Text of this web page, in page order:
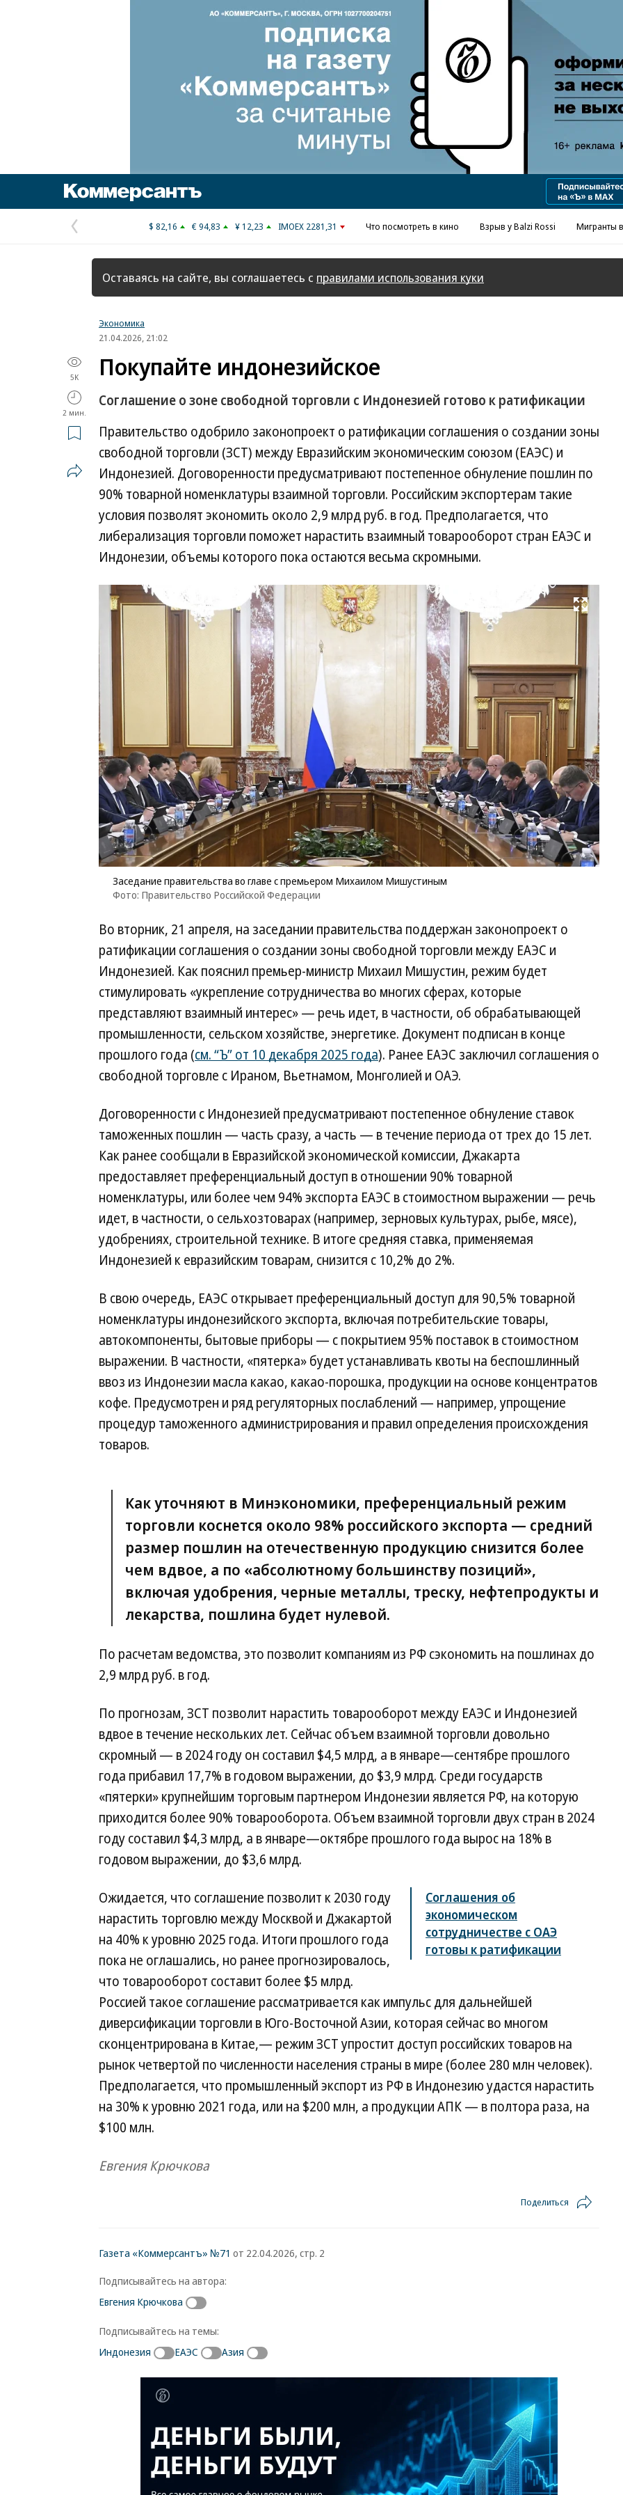
Реклама в «Ъ» www.kommersant.ru/ad
Предыдущая
страница
$ 82,16 € 94,83 ¥ 12,23 IMOEX 2281,31 Что посмотреть в кино Взрыв у Balzi Rossi Мигранты
Оставаясь на сайте, вы соглашаетесь с правилами использования куки
Экономика
21.04.2026, 21:02
5K
2 мин.
Покупайте индонезийское
Соглашение о зоне свободной торговли с Индонезией готово к ратификации
Правительство одобрило законопроект о ратификации соглашения о создании зоны
свободной торговли (ЗСТ) между Евразийским экономическим союзом (ЕАЭС) и
Индонезией. Договоренности предусматривают постепенное обнуление пошлин по
90% товарной номенклатуры взаимной торговли. Российским экспортерам такие
условия позволят экономить около 2,9 млрд руб. в год. Предполагается, что
либерализация торговли поможет нарастить взаимный товарооборот стран ЕАЭС и
Индонезии, объемы которого пока остаются весьма скромными.
Развернуть на весь экран
Заседание правительства во главе с премьером Михаилом Мишустиным
Фото: Правительство Российской Федерации
Во вторник, 21 апреля, на заседании правительства поддержан законопроект о
ратификации соглашения о создании зоны свободной торговли между ЕАЭС и
Индонезией. Как пояснил премьер-министр Михаил Мишустин, режим будет
стимулировать «укрепление сотрудничества во многих сферах, которые
представляют взаимный интерес» — речь идет, в частности, об обрабатывающей
промышленности, сельском хозяйстве, энергетике. Документ подписан в конце
прошлого года (см. “Ъ” от 10 декабря 2025 года). Ранее ЕАЭС заключил соглашения о
свободной торговле с Ираном, Вьетнамом, Монголией и ОАЭ.
Договоренности с Индонезией предусматривают постепенное обнуление ставок
таможенных пошлин — часть сразу, а часть — в течение периода от трех до 15 лет.
Как ранее сообщали в Евразийской экономической комиссии, Джакарта
предоставляет преференциальный доступ в отношении 90% товарной
номенклатуры, или более чем 94% экспорта ЕАЭС в стоимостном выражении — речь
идет, в частности, о сельхозтоварах (например, зерновых культурах, рыбе, мясе),
удобрениях, строительной технике. В итоге средняя ставка, применяемая
Индонезией к евразийским товарам, снизится с 10,2% до 2%.
В свою очередь, ЕАЭС открывает преференциальный доступ для 90,5% товарной
номенклатуры индонезийского экспорта, включая потребительские товары,
автокомпоненты, бытовые приборы — с покрытием 95% поставок в стоимостном
выражении. В частности, «пятерка» будет устанавливать квоты на беспошлинный
ввоз из Индонезии масла какао, какао-порошка, продукции на основе концентратов
кофе. Предусмотрен и ряд регуляторных послаблений — например, упрощение
процедур таможенного администрирования и правил определения происхождения
товаров.
Как уточняют в Минэкономики, преференциальный режим
торговли коснется около 98% российского экспорта — средний
размер пошлин на отечественную продукцию снизится более
чем вдвое, а по «абсолютному большинству позиций»,
включая удобрения, черные металлы, треску, нефтепродукты и
лекарства, пошлина будет нулевой.
По расчетам ведомства, это позволит компаниям из РФ сэкономить на пошлинах до
2,9 млрд руб. в год.
По прогнозам, ЗСТ позволит нарастить товарооборот между ЕАЭС и Индонезией
вдвое в течение нескольких лет. Сейчас объем взаимной торговли довольно
скромный — в 2024 году он составил $4,5 млрд, а в январе—сентябре прошлого
года прибавил 17,7% в годовом выражении, до $3,9 млрд. Среди государств
«пятерки» крупнейшим торговым партнером Индонезии является РФ, на которую
приходится более 90% товарооборота. Объем взаимной торговли двух стран в 2024
году составил $4,3 млрд, а в январе—октябре прошлого года вырос на 18% в
годовом выражении, до $3,6 млрд.
Соглашения об
экономическом
сотрудничестве с ОАЭ
готовы к ратификации
Ожидается, что соглашение позволит к 2030 году
нарастить торговлю между Москвой и Джакартой
на 40% к уровню 2025 года. Итоги прошлого года
пока не оглашались, но ранее прогнозировалось,
что товарооборот составит более $5 млрд.
Россией такое соглашение рассматривается как импульс для дальнейшей
диверсификации торговли в Юго-Восточной Азии, которая сейчас во многом
сконцентрирована в Китае,— режим ЗСТ упростит доступ российских товаров на
рынок четвертой по численности населения страны в мире (более 280 млн человек).
Предполагается, что промышленный экспорт из РФ в Индонезию удастся нарастить
на 30% к уровню 2021 года, или на $200 млн, а продукции АПК — в полтора раза, на
$100 млн.
Евгения Крючкова
Поделиться
Газета «Коммерсантъ» №71 от 22.04.2026, стр. 2
Подписывайтесь на автора:
Евгения Крючкова
Подписывайтесь на темы:
Индонезия
ЕАЭС Азия